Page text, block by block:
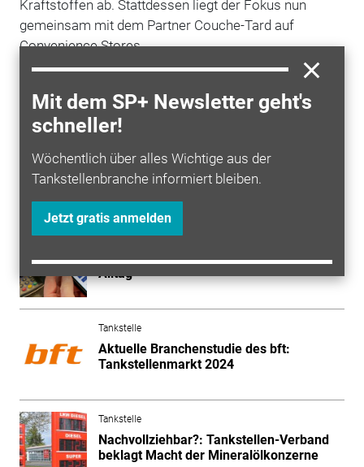
Mit dem SP+ Newsletter geht's
schneller!
Wöchentlich über alles Wichtige aus der
Tankstellenbranche informiert bleiben.
Jetzt gratis anmelden
Kraftstoffen ab. Stattdessen liegt der Fokus nun
gemeinsam mit dem Partner Couche-Tard auf
Convenience Stores.
Tankstellennetze2023" Firmensteckbriefe sowie ein
umfassendes Verzeichnis von rund 130
Tankstelle
HUTH: Innovationen erleichtern den
Alltag
Tankstelle
Aktuelle Branchenstudie des bft:
Tankstellenmarkt 2024
Tankstelle
Nachvollziehbar?: Tankstellen-Verband
beklagt Macht der Mineralölkonzerne